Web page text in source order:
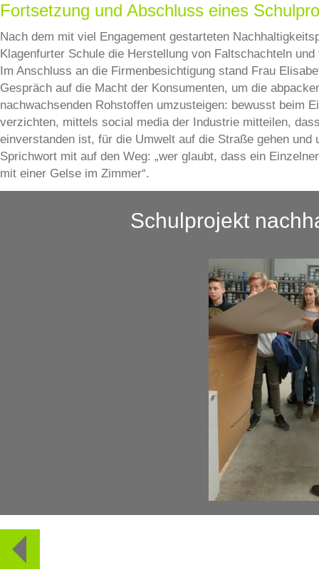
Fortsetzung und Abschluss eines
Nach dem mit viel Engagement gestarteten
Klagenfurter Schule die Herstellung von Faltschachteln
Im Anschluss an die Firmenbesichtigung stand Frau
Gespräch auf die Macht der Konsumenten, um die
nachwachsenden Rohstoffen umzusteigen: bewusst beim
verzichten, mittels social media der Industrie mitteilen,
einverstanden ist, für die Umwelt auf die Straße gehen
Sprichwort mit auf den Weg: „wer glaubt, dass ein
mit einer Gelse im Zimmer“.
Schulprojekt